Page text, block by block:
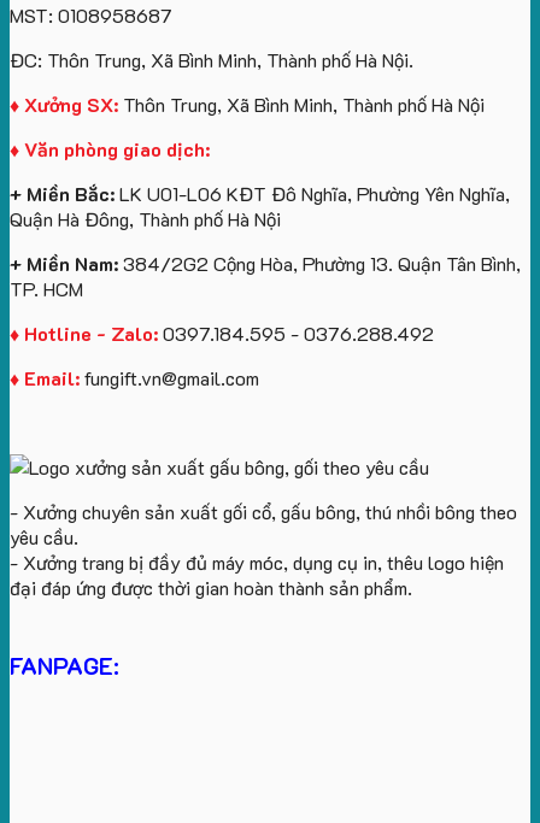
Công
Ty
Lữ
lớn
logo
Trung
số
lượng
lớn
theo
cầu
giấy
in
logo
MST: 0108958687
ĐC: Thôn Trung, Xã Bình Minh, Thành phố Hà Nội.
♦ Xưởng SX: Thôn Trung, Xã Bình Minh, Thành phố Hà Nội
♦ Văn phòng giao dịch:
+ Miền Bắc:LK U01-L06 KĐT Đô Nghĩa, Phường Yên Nghĩa,
Quận Hà Đông, Thành phố Hà Nội
+ Miền Nam:384/2G2 Cộng Hòa, Phường 13. Quận Tân Bình,
TP. HCM
♦ Hotline - Zalo:0397.184.595 - 0376.288.492
♦ Email:fungift.vn@gmail.com
- Xưởng chuyên sản xuất gối cổ, gấu bông, thú nhồi bông theo
yêu cầu.
- Xưởng trang bị đầy đủ máy móc, dụng cụ in, thêu logo hiện
đại đáp ứng được thời gian hoàn thành sản phẩm.
FANPAGE: